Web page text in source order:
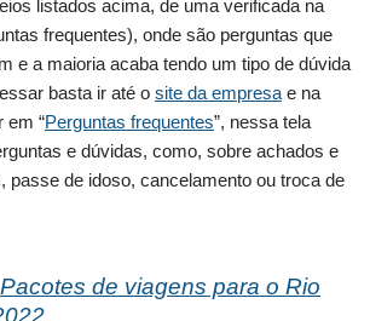
listados acima, de uma verificada na
frequentes), onde são perguntas que
e a maioria acaba tendo um tipo de dúvida
basta ir até o site da empresa e na
em “Perguntas frequentes”, nessa tela
e dúvidas, como, sobre achados e
passe de idoso, cancelamento ou troca de
Pacotes de viagens para o Rio